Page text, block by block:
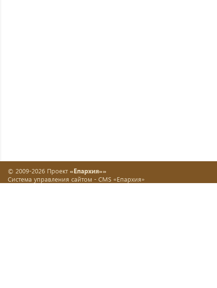
© 2009-2026 Проект «Епархия»»
Система управления сайтом - CMS «Епархия»